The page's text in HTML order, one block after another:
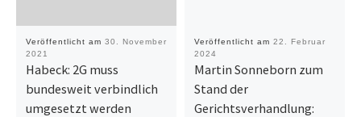
Veröffentlicht am 30. November
2021
Habeck: 2G muss
bundesweit verbindlich
umgesetzt werden
Veröffentlicht am 22. Februar
2024
Martin Sonneborn zum
Stand der
Gerichtsverhandlung: